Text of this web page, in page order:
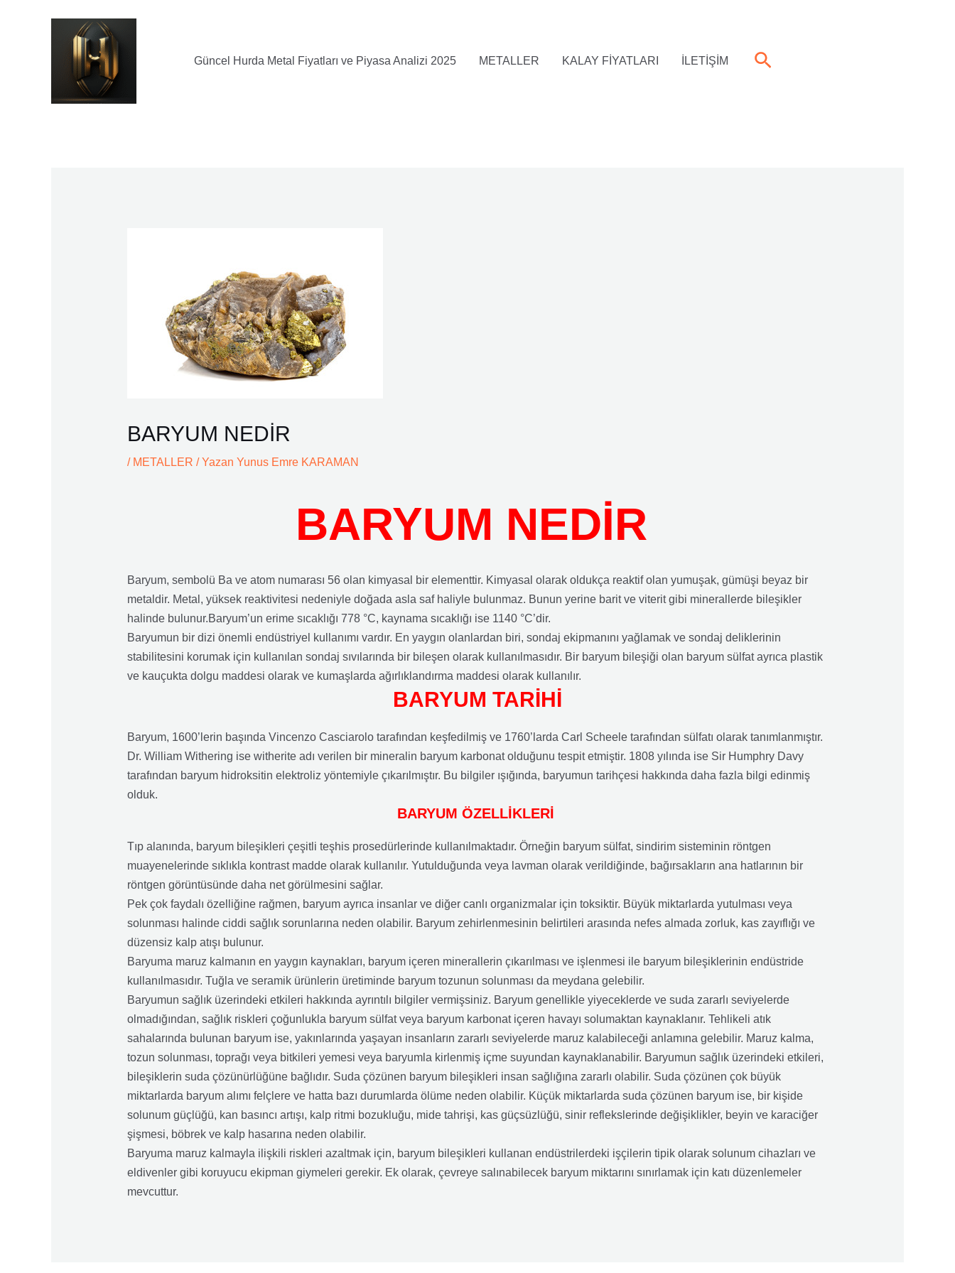
Güncel Hurda Metal Fiyatları ve Piyasa Analizi 2025 METALLER KALAY FİYATLARI İLETİŞİM Arama
BARYUM NEDİR
/ METALLER / Yazan Yunus Emre KARAMAN
BARYUM NEDİR
Baryum, sembolü Ba ve atom numarası 56 olan kimyasal bir elementtir. Kimyasal olarak oldukça reaktif olan yumuşak, gümüşi beyaz bir
metaldir. Metal, yüksek reaktivitesi nedeniyle doğada asla saf haliyle bulunmaz. Bunun yerine barit ve viterit gibi minerallerde bileşikler
halinde bulunur.Baryum’un erime sıcaklığı 778 °C, kaynama sıcaklığı ise 1140 °C’dir.
Baryumun bir dizi önemli endüstriyel kullanımı vardır. En yaygın olanlardan biri, sondaj ekipmanını yağlamak ve sondaj deliklerinin
stabilitesini korumak için kullanılan sondaj sıvılarında bir bileşen olarak kullanılmasıdır. Bir baryum bileşiği olan baryum sülfat ayrıca plastik
ve kauçukta dolgu maddesi olarak ve kumaşlarda ağırlıklandırma maddesi olarak kullanılır.
BARYUM TARİHİ
Baryum, 1600’lerin başında Vincenzo Casciarolo tarafından keşfedilmiş ve 1760’larda Carl Scheele tarafından sülfatı olarak tanımlanmıştır.
Dr. William Withering ise witherite adı verilen bir mineralin baryum karbonat olduğunu tespit etmiştir. 1808 yılında ise Sir Humphry Davy
tarafından baryum hidroksitin elektroliz yöntemiyle çıkarılmıştır. Bu bilgiler ışığında, baryumun tarihçesi hakkında daha fazla bilgi edinmiş
olduk.
BARYUM ÖZELLİKLERİ
Tıp alanında, baryum bileşikleri çeşitli teşhis prosedürlerinde kullanılmaktadır. Örneğin baryum sülfat, sindirim sisteminin röntgen
muayenelerinde sıklıkla kontrast madde olarak kullanılır. Yutulduğunda veya lavman olarak verildiğinde, bağırsakların ana hatlarının bir
röntgen görüntüsünde daha net görülmesini sağlar.
Pek çok faydalı özelliğine rağmen, baryum ayrıca insanlar ve diğer canlı organizmalar için toksiktir. Büyük miktarlarda yutulması veya
solunması halinde ciddi sağlık sorunlarına neden olabilir. Baryum zehirlenmesinin belirtileri arasında nefes almada zorluk, kas zayıflığı ve
düzensiz kalp atışı bulunur.
Baryuma maruz kalmanın en yaygın kaynakları, baryum içeren minerallerin çıkarılması ve işlenmesi ile baryum bileşiklerinin endüstride
kullanılmasıdır. Tuğla ve seramik ürünlerin üretiminde baryum tozunun solunması da meydana gelebilir.
Baryumun sağlık üzerindeki etkileri hakkında ayrıntılı bilgiler vermişsiniz. Baryum genellikle yiyeceklerde ve suda zararlı seviyelerde
olmadığından, sağlık riskleri çoğunlukla baryum sülfat veya baryum karbonat içeren havayı solumaktan kaynaklanır. Tehlikeli atık
sahalarında bulunan baryum ise, yakınlarında yaşayan insanların zararlı seviyelerde maruz kalabileceği anlamına gelebilir. Maruz kalma,
tozun solunması, toprağı veya bitkileri yemesi veya baryumla kirlenmiş içme suyundan kaynaklanabilir. Baryumun sağlık üzerindeki etkileri,
bileşiklerin suda çözünürlüğüne bağlıdır. Suda çözünen baryum bileşikleri insan sağlığına zararlı olabilir. Suda çözünen çok büyük
miktarlarda baryum alımı felçlere ve hatta bazı durumlarda ölüme neden olabilir. Küçük miktarlarda suda çözünen baryum ise, bir kişide
solunum güçlüğü, kan basıncı artışı, kalp ritmi bozukluğu, mide tahrişi, kas güçsüzlüğü, sinir reflekslerinde değişiklikler, beyin ve karaciğer
şişmesi, böbrek ve kalp hasarına neden olabilir.
Baryuma maruz kalmayla ilişkili riskleri azaltmak için, baryum bileşikleri kullanan endüstrilerdeki işçilerin tipik olarak solunum cihazları ve
eldivenler gibi koruyucu ekipman giymeleri gerekir. Ek olarak, çevreye salınabilecek baryum miktarını sınırlamak için katı düzenlemeler
mevcuttur.
Yazı
dolaşımı